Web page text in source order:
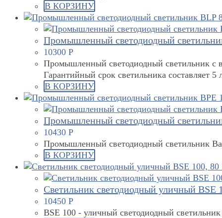
В КОРЗИНУ
Промышленный светодиодный
10300 Р
Промышленный светодиодный светильник с
Гарантийный срок светильника составляет 5
В КОРЗИНУ
Промышленный светодиодный
10430 Р
Промышленный светодиодный светильник
В КОРЗИНУ
Светильник светодиодный уличный BSE
10450 Р
BSE 100 - уличный светодиодный